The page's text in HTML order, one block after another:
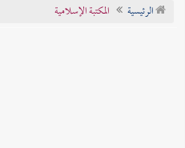
تراجم الأعلام
الرئيسية المكتبة الإسلامية